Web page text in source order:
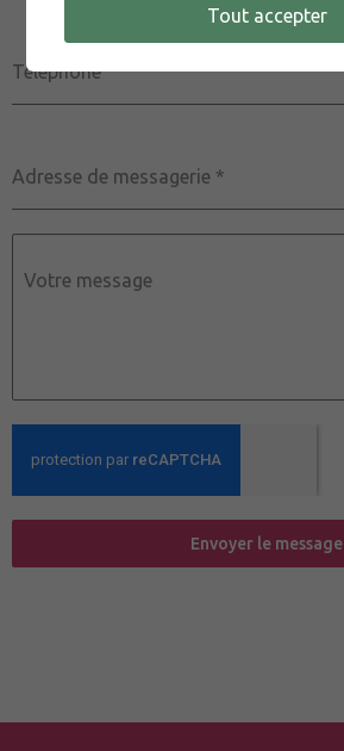
Téléphone
Adresse de messagerie *
Votre message
Envoyer le message
Tout accepter